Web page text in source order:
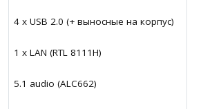
4 x USB 2.0 (+ выносные на корпус)
1 x LAN (RTL 8111H)
5.1 audio (ALC662)